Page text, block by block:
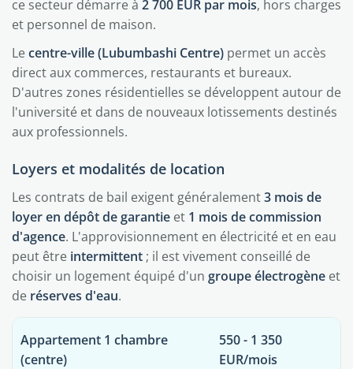
ce secteur démarre à 2 700 EUR par mois, hors charges
et personnel de maison.
Lecentre-ville (Lubumbashi Centre) permet un accès
direct aux commerces, restaurants et bureaux.
D'autres zones résidentielles se développent autour de
l'université et dans de nouveaux lotissements destinés
aux professionnels.
Loyers et modalités de location
Les contrats de bail exigent généralement3 mois de
loyer en dépôt de garantie et 1 mois de commission
d'agence. L'approvisionnement en électricité et en eau
peut être intermittent ; il est vivement conseillé de
choisir un logement équipé d'un groupe électrogène et
de réserves d'eau.
Appartement 1 chambre
(centre)
550 - 1 350
EUR/mois